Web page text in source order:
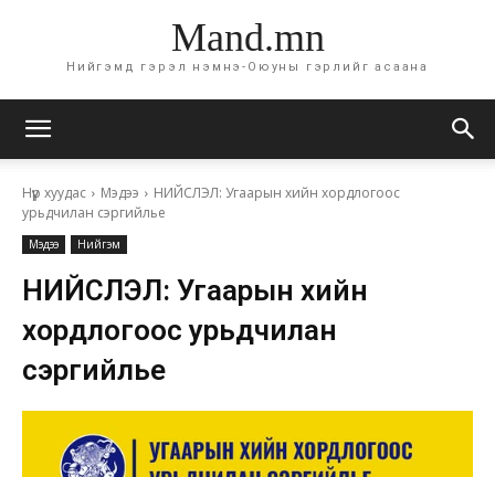
Mand.mn
Нийгэмд гэрэл нэмнэ-Оюуны гэрлийг асаана
Нүүр хуудас Мэдээ
НИЙСЛЭЛ: Угаарын хийн хордлогоос
урьдчилан сэргийлье
Мэдээ Нийгэм
НИЙСЛЭЛ: Угаарын хийн
хордлогоос урьдчилан
сэргийлье